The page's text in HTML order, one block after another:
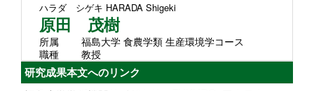
ハラダ シゲキ HARADA Shigeki
原田 茂樹
所属
福島大学 食農学類 生産環境学コース
職種
教授
研究成果本文へのリンク